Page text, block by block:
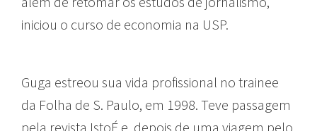
iniciou o curso de economia na USP.
Guga estreou sua vida profissional no trainee
da Folha de S. Paulo, em 1998. Teve passagem
pela revista IstoÉ e, depois de uma viagem pelo